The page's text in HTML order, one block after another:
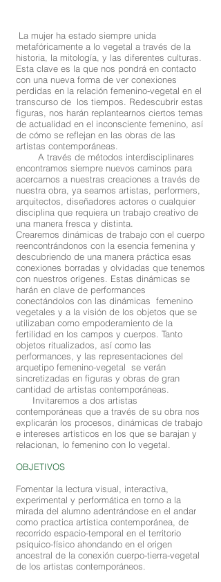
La mujer ha estado siempre unida
metafóricamente a lo vegetal a través de la
historia, la mitología, y las diferentes culturas.
Esta clave es la que nos pondrá en contacto
con una nueva forma de ver conexiones
perdidas en la relación femenino-vegetal en el
transcurso de los tiempos. Redescubrir estas
figuras, nos harán replantearnos ciertos temas
de actualidad en el inconsciente femenino, así
de cómo se reflejan en las obras de las
artistas contemporáneas.
A través de métodos interdisciplinares
encontramos siempre nuevos caminos para
acercarnos a nuestras creaciones a través de
nuestra obra, ya seamos artistas, performers,
arquitectos, diseñadores actores o cualquier
disciplina que requiera un trabajo creativo de
una manera fresca y distinta.
Crearemos dinámicas de trabajo con el cuerpo
reencontrándonos con la esencia femenina y
descubriendo de una manera práctica esas
conexiones borradas y olvidadas que tenemos
con nuestros orígenes. Estas dinámicas se
harán en clave de performances
conectándolos con las dinámicas femenino
vegetales y a la visión de los objetos que se
utilizaban como empoderamiento de la
fertilidad en los campos y cuerpos. Tanto
objetos ritualizados, así como las
performances, y las representaciones del
arquetipo femenino-vegetal se verán
sincretizadas en figuras y obras de gran
cantidad de artistas contemporáneas.
Invitaremos a dos artistas
contemporáneas que a través de su obra nos
explicarán los procesos, dinámicas de trabajo
e intereses artísticos en los que se barajan y
relacionan, lo femenino con lo vegetal.
OBJETIVOS
Fomentar la lectura visual, interactiva,
experimental y performática en torno a la
mirada del alumno adentrándose en el andar
como practica artística contemporánea, de
recorrido espacio-temporal en el territorio
psíquico-físico ahondando en el origen
ancestral de la conexión cuerpo-tierra-vegetal
de los artistas contemporáneos.